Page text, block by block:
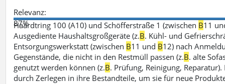
Relevanz:
87%
Haardtring 100 (A10) und Schöfferstraße 1 (zwischen B11
Ausgediente Haushaltsgroßgeräte (z.B. Kühl- und
Entsorgungswerkstatt (zwischen B11 und B12) nach
Gegenstände, die nicht in den Restmüll passen (z.B. alte
genutzt werden können (z.B. Prüfung, Reinigung,
durch Zerlegen in ihre Bestandteile, um sie für neue